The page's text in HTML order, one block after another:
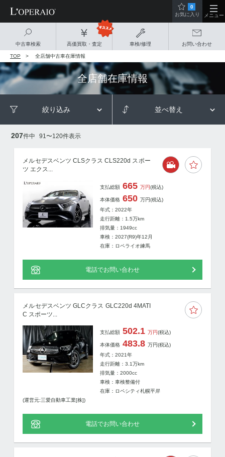
中古車検索 高価買取・査定 車検/修理 お問い合わせ
0
お気に入り
メニュー
TOP 全店舗中古車在庫情報
全店舗在庫情報
絞り込み 並べ替え
207件中 91〜120件表示
メルセデスベンツ CLSクラス CLS220d スポー
ツ エクス...
支払総額 665 万円(税込)
本体価格 650 万円(税込)
年式：2022年
走行距離： 1.5万km
排気量：1949cc
車検：2027(R9)年12月
在庫：ロペライオ練馬
電話でお問い合わせ
メルセデスベンツ GLCクラス GLC220d 4MATI
C スポーツ...
支払総額 502.1 万円(税込)
本体価格 483.8 万円(税込)
年式：2021年
走行距離：3.1万km
排気量：2000cc
車検：車検整備付
在庫：ロペシティ札幌平岸
(運営元:三愛自動車工業[株])
電話でお問い合わせ